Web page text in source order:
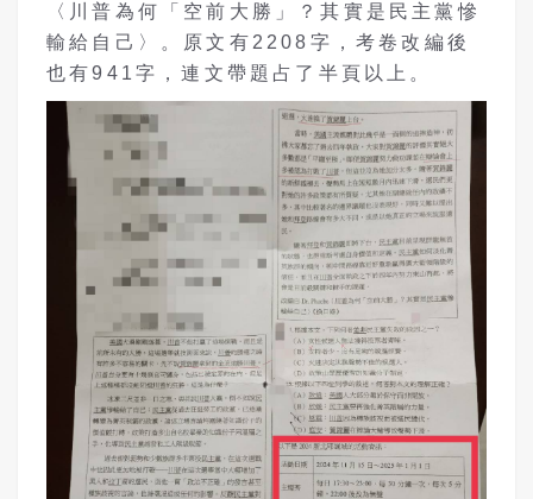
〈川普為何「空前大勝」？其實是民主黨慘
輸給自己〉。原文有2208字，考卷改編後
也有941字，連文帶題占了半頁以上。